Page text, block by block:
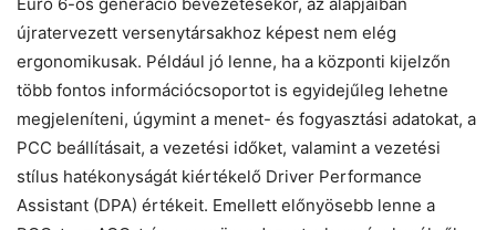
újratervezett versenytársakhoz képest nem elég
ergonomikusak. Például jó lenne, ha a központi kijelzőn
több fontos információcsoportot is egyidejűleg lehetne
megjeleníteni, úgymint a menet- és fogyasztási adatokat, a
PCC beállításait, a vezetési időket, valamint a vezetési
stílus hatékonyságát kiértékelő Driver Performance
Assistant (DPA) értékeit. Emellett előnyösebb lenne a